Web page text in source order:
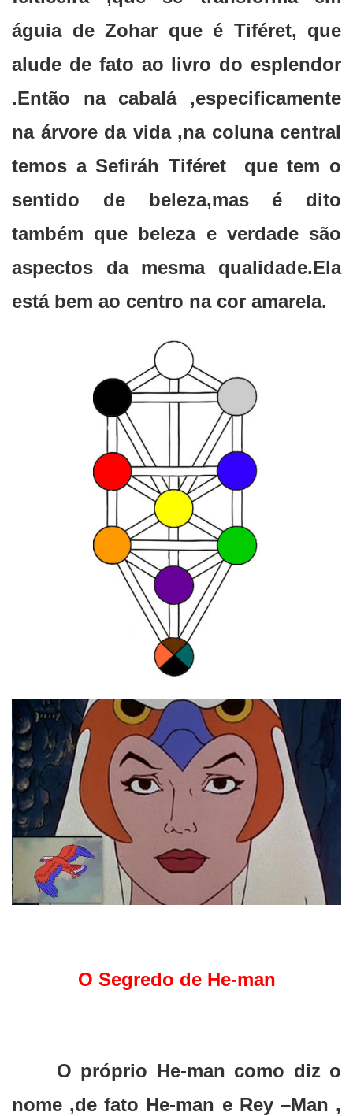
águia de Zohar que é Tiféret, que
alude de fato ao livro do esplendor
.Então na cabalá ,especificamente
na árvore da vida ,na coluna central
temos a Sefiráh Tiféret que tem o
sentido de beleza,mas é dito
também que beleza e verdade são
aspectos da mesma qualidade.Ela
está bem ao centro na cor amarela.
O Segredo de He-man
O próprio He-man como diz o
nome ,de fato He-man e Rey –Man ,